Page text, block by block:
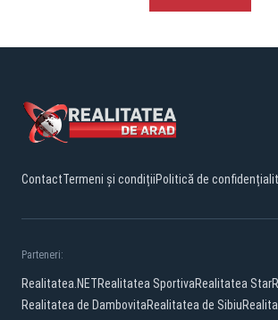
ContactTermeni și condițiiPolitică de
Parteneri:
Realitatea.NETRealitatea SportivaRealitatea Star
Realitatea de DambovitaRealitatea de Sibiu